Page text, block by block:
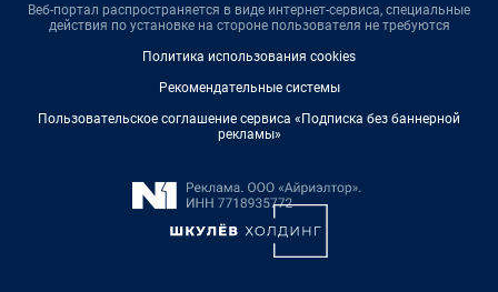
Веб-портал распространяется в виде интернет-сервиса, специальные
действия по установке на стороне пользователя не требуются
Политика использования cookies
Рекомендательные системы
Пользовательское соглашение сервиса «Подписка без баннерной
рекламы»